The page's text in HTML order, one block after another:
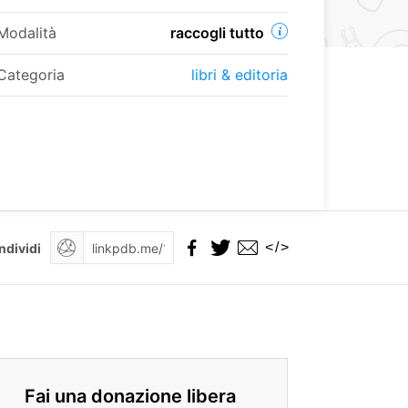
raccogli tutto
libri & editoria
</>
Fai una donazione libera